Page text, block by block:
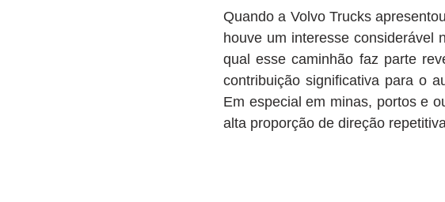
Quando a Volvo Trucks
houve um interesse considerável
qual esse caminhão faz parte
contribuição significativa para o
Em especial em minas, portos e
alta proporção de direção